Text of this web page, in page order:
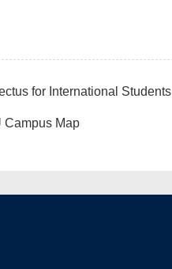
for International Students
Campus Map